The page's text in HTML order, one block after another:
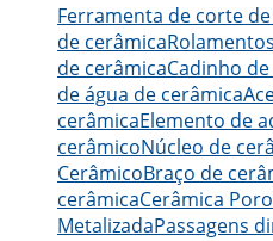
Ferramenta de corte
de cerâmica
de cerâmicaCadinho
de água de cerâmica
cerâmicaElemento de
cerâmicoNúcleo de
CerâmicoBraço de
cerâmicaCerâmica
MetalizadaPassagens